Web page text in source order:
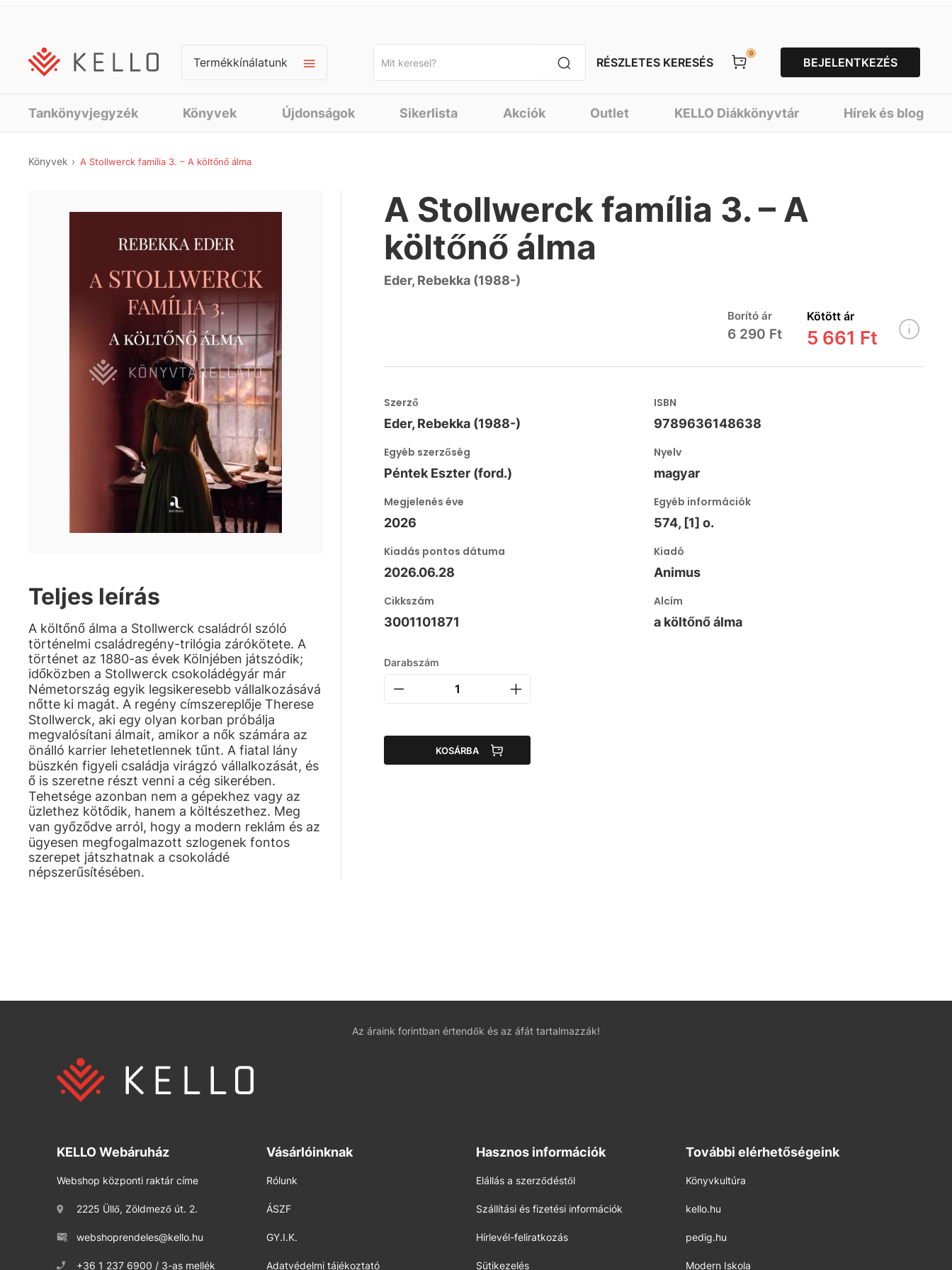
Termékkínálatunk RÉSZLETES KERESÉS
0
BEJELENTKEZÉS
Tankönyvjegyzék Könyvek Újdonságok Sikerlista Akciók Outlet KELLO Diákkönyvtár Hírek és blog
Könyvek A Stollwerck família 3. – A költőnő álma
Teljes leírás
A költőnő álma a Stollwerck családról szóló
történelmi családregény-trilógia zárókötete. A
történet az 1880-as évek Kölnjében játszódik;
időközben a Stollwerck csokoládégyár már
Németország egyik legsikeresebb vállalkozásává
nőtte ki magát. A regény címszereplője Therese
Stollwerck, aki egy olyan korban próbálja
megvalósítani álmait, amikor a nők számára az
önálló karrier lehetetlennek tűnt. A fiatal lány
büszkén figyeli családja virágzó vállalkozását, és
ő is szeretne részt venni a cég sikerében.
Tehetsége azonban nem a gépekhez vagy az
üzlethez kötődik, hanem a költészethez. Meg
van győződve arról, hogy a modern reklám és az
ügyesen megfogalmazott szlogenek fontos
szerepet játszhatnak a csokoládé
népszerűsítésében.
A Stollwerck família 3. – A
költőnő álma
Eder, Rebekka (1988-)
Borító ár
6 290 Ft
Kötött ár
5 661 Ft
Szerző
Eder, Rebekka (1988-)
ISBN
9789636148638
Egyéb szerzőség
Péntek Eszter (ford.)
Nyelv
magyar
Megjelenés éve
2026
Egyéb információk
574, [1] o.
Kiadás pontos dátuma
2026.06.28
Kiadó
Animus
Cikkszám
3001101871
Alcím
a költőnő álma
Darabszám
KOSÁRBA
Az áraink forintban értendők és az áfát tartalmazzák!
KELLO Webáruház
Webshop központi raktár címe
2225 Üllő, Zöldmező út. 2.
webshoprendeles@kello.hu
+36 1 237 6900 / 3-as mellék
Vásárlóinknak
Rólunk
ÁSZF
GY.I.K.
Adatvédelmi tájékoztató
Hasznos információk
Elállás a szerződéstől
Szállítási és fizetési információk
Hírlevél-feliratkozás
Sütikezelés
További elérhetőségeink
Könyvkultúra
kello.hu
pedig.hu
Modern Iskola